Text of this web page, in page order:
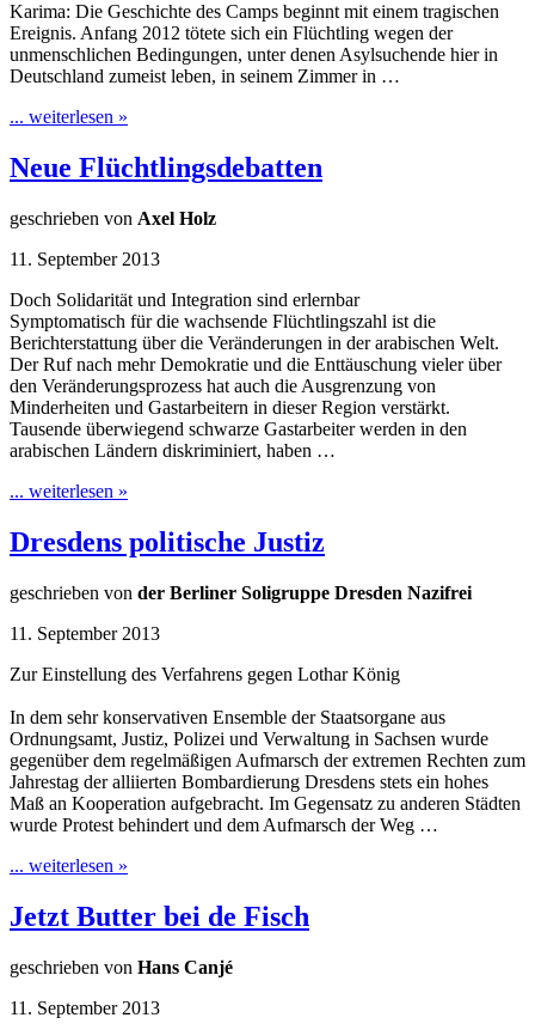
Karima: Die Geschichte des Camps beginnt mit einem tragischen
Ereignis. Anfang 2012 tötete sich ein Flüchtling wegen der
unmenschlichen Bedingungen, unter denen Asylsuchende hier in
Deutschland zumeist leben, in seinem Zimmer in …
... weiterlesen »
Neue Flüchtlingsdebatten
geschrieben von Axel Holz
11. September 2013
Doch Solidarität und Integration sind erlernbar
Symptomatisch für die wachsende Flüchtlingszahl ist die
Berichterstattung über die Veränderungen in der arabischen Welt.
Der Ruf nach mehr Demokratie und die Enttäuschung vieler über
den Veränderungsprozess hat auch die Ausgrenzung von
Minderheiten und Gastarbeitern in dieser Region verstärkt.
Tausende überwiegend schwarze Gastarbeiter werden in den
arabischen Ländern diskriminiert, haben …
... weiterlesen »
Dresdens politische Justiz
geschrieben von der Berliner Soligruppe Dresden Nazifrei
11. September 2013
Zur Einstellung des Verfahrens gegen Lothar König
In dem sehr konservativen Ensemble der Staatsorgane aus
Ordnungsamt, Justiz, Polizei und Verwaltung in Sachsen wurde
gegenüber dem regelmäßigen Aufmarsch der extremen Rechten zum
Jahrestag der alliierten Bombardierung Dresdens stets ein hohes
Maß an Kooperation aufgebracht. Im Gegensatz zu anderen Städten
wurde Protest behindert und dem Aufmarsch der Weg …
... weiterlesen »
Jetzt Butter bei de Fisch
geschrieben von Hans Canjé
11. September 2013